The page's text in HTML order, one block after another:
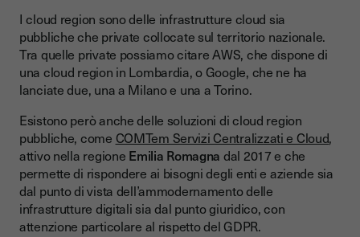
I cloud region sono delle infrastrutture cloud sia
pubbliche che private collocate sul territorio nazionale.
Tra quelle private possiamo citare AWS, che dispone di
una cloud region in Lombardia, o Google, che ne ha
lanciate due, una a Milano e una a Torino.
Esistono però anche delle soluzioni di cloud region
pubbliche, come COMTem Servizi Centralizzati e Cloud,
attivo nella regione Emilia Romagna dal 2017 e che
permette di rispondere ai bisogni degli enti e aziende sia
dal punto di vista dell’ammodernamento delle
infrastrutture digitali sia dal punto giuridico, con
attenzione particolare al rispetto del GDPR.